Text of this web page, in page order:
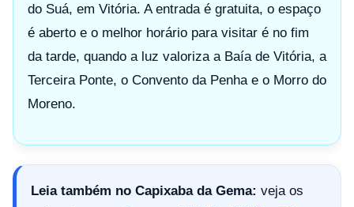
do Suá, em Vitória. A entrada é gratuita, o espaço
é aberto e o melhor horário para visitar é no fim
da tarde, quando a luz valoriza a Baía de Vitória, a
Terceira Ponte, o Convento da Penha e o Morro do
Moreno.
Leia também no Capixaba da Gema: veja os